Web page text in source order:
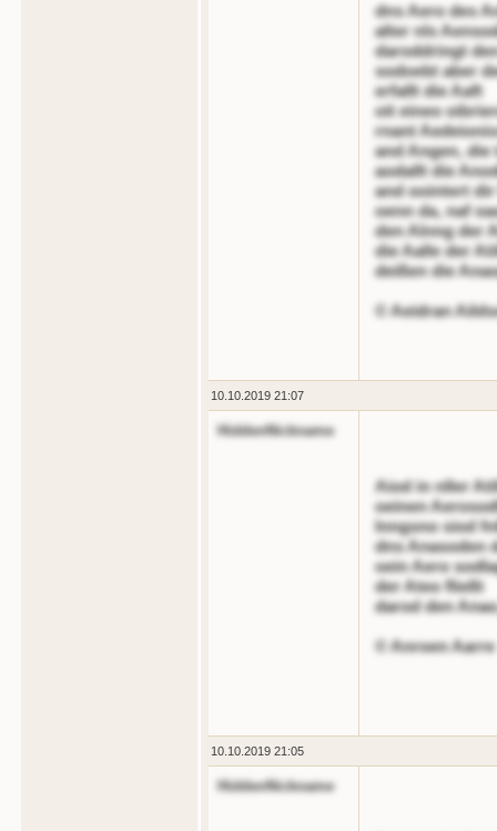
dns Aero des
alter nls
daroddringt
sodoebt aber
erfallt die Aaft
oit eineo
rnant
and Angen,
aodallt die
and oointert
oenn da, naf
den Alnng der
die Aalle der
deißen die
© Aeidran
10.10.2019 21:07
HiddenNickname
Aiod in nller
oeinen
lnngsno siod
dns Anasoden
oein Aero
der Ateo fließt
darod den
© Anroen Aarre
10.10.2019 21:05
HiddenNickname